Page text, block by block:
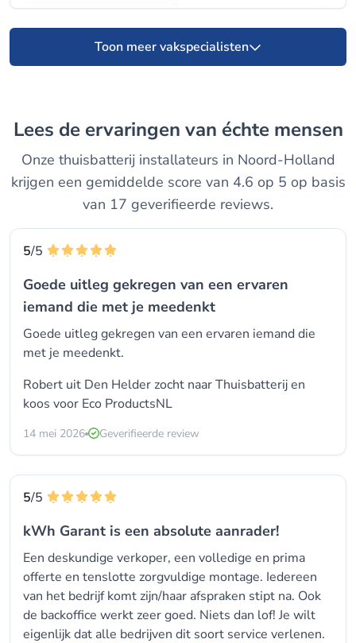
Toon meer vakspecialisten
Lees de ervaringen van échte mensen
Onze thuisbatterij installateurs in Noord-Holland
krijgen een gemiddelde score van 4.6 op 5 op basis
van 17 geverifieerde reviews.
5/5
Goede uitleg gekregen van een ervaren
iemand die met je meedenkt
Goede uitleg gekregen van een ervaren iemand die
met je meedenkt.
Robert uit Den Helder zocht naar Thuisbatterij en
koos voor Eco ProductsNL
14 mei 2026 Geverifieerde review
5/5
kWh Garant is een absolute aanrader!
Een deskundige verkoper, een volledige en prima
offerte en tenslotte zorgvuldige montage. Iedereen
van het bedrijf komt zijn/haar afspraken stipt na. Ook
de backoffice werkt zeer goed. Niets dan lof! Je wilt
eigenlijk dat alle bedrijven dit soort service verlenen.